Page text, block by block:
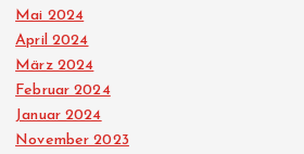
Mai 2024
April 2024
März 2024
Februar 2024
Januar 2024
November 2023